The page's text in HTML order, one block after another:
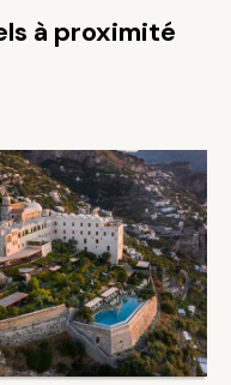
à proximité